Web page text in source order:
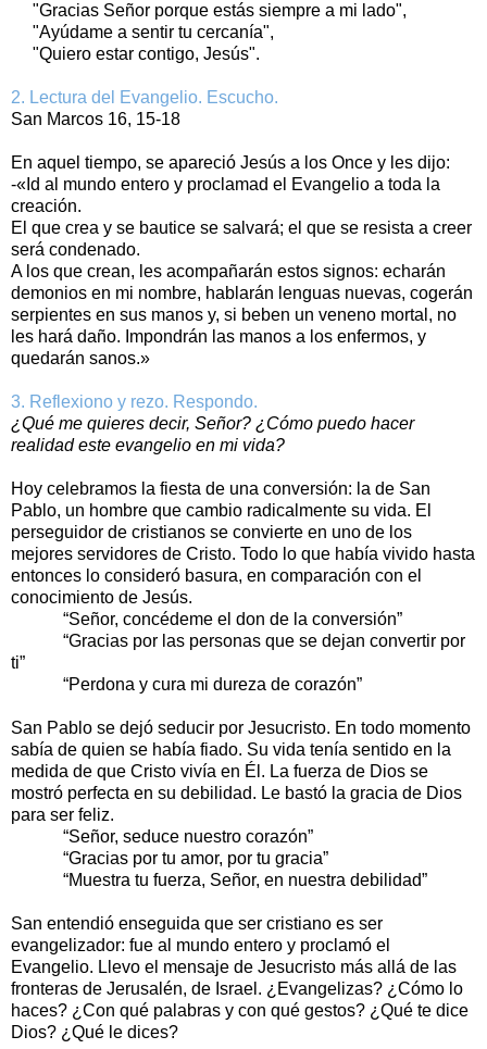
"Gracias Señor porque estás siempre a mi lado",
"Ayúdame a sentir tu cercanía",
"Quiero estar contigo, Jesús".
2. Lectura del Evangelio. Escucho.
San Marcos 16, 15-18
En aquel tiempo, se apareció Jesús a los Once y les dijo:
-«Id al mundo entero y proclamad el Evangelio a toda la
creación.
El que crea y se bautice se salvará; el que se resista a creer
será condenado.
A los que crean, les acompañarán estos signos: echarán
demonios en mi nombre, hablarán lenguas nuevas, cogerán
serpientes en sus manos y, si beben un veneno mortal, no
les hará daño. Impondrán las manos a los enfermos, y
quedarán sanos.»
3. Reflexiono y rezo. Respondo.
¿Qué me quieres decir, Señor? ¿Cómo puedo hacer
realidad este evangelio en mi vida?
Hoy celebramos la fiesta de una conversión: la de San
Pablo, un hombre que cambio radicalmente su vida. El
perseguidor de cristianos se convierte en uno de los
mejores servidores de Cristo. Todo lo que había vivido hasta
entonces lo consideró basura, en comparación con el
conocimiento de Jesús.
“Señor, concédeme el don de la conversión”
“Gracias por las personas que se dejan convertir por
ti”
“Perdona y cura mi dureza de corazón”
San Pablo se dejó seducir por Jesucristo. En todo momento
sabía de quien se había fiado. Su vida tenía sentido en la
medida de que Cristo vivía en Él. La fuerza de Dios se
mostró perfecta en su debilidad. Le bastó la gracia de Dios
para ser feliz.
“Señor, seduce nuestro corazón”
“Gracias por tu amor, por tu gracia”
“Muestra tu fuerza, Señor, en nuestra debilidad”
San entendió enseguida que ser cristiano es ser
evangelizador: fue al mundo entero y proclamó el
Evangelio. Llevo el mensaje de Jesucristo más allá de las
fronteras de Jerusalén, de Israel. ¿Evangelizas? ¿Cómo lo
haces? ¿Con qué palabras y con qué gestos? ¿Qué te dice
Dios? ¿Qué le dices?